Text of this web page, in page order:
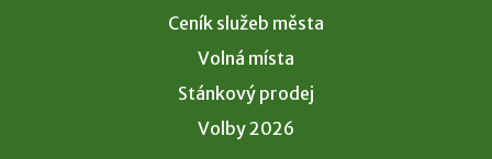
Ceník služeb města
Volná místa
Stánkový prodej
Volby 2026